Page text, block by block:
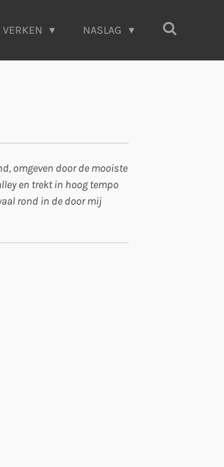
VERKEN NASLAG
omgeven door de mooiste
en trekt in hoog tempo
rond in de door mij